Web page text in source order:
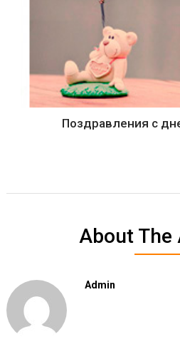
Поздравления с
About The
Admin